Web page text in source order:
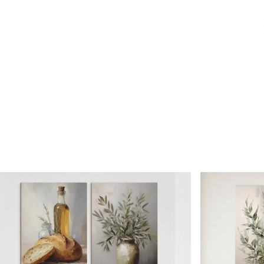
✓
✓Biztonságos, szagtalan tinta
Vászonhatású felület
Környezetbarát anyag
✓
Vászonhatású felület
Környezetbarát anyag